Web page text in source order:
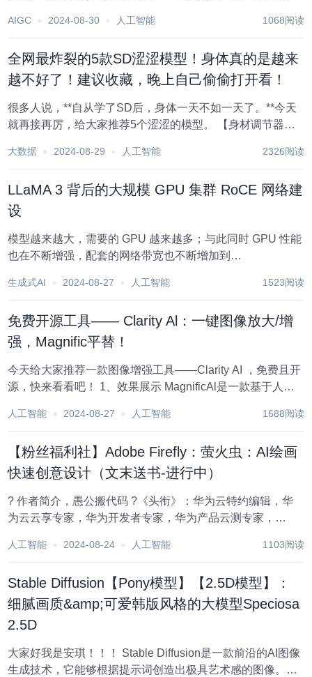
——Llama 3。自Llama 1起，这个系列便以其卓越性能在...
AIGC 2024-08-30 人工智能 1068阅读
全网最炸裂的5款SD涩涩模型！身体真的是越来
越不好了！建议收藏，晚上自己偷偷打开看！
很多人说，**自从学了SD后，身体一天不如一天了。**今天
就再接再厉，给大家推荐5个涩涩的模型。 【身材调节器】
出图效果的大小由lora的权重来设定，权重越小越贫穷，权
大数据 2024-08-29 人工智能 2326阅读
LLaMA 3 背后的大规模 GPU 集群 RoCE 网络建
设
模型越来越大，需要的 GPU 越来越多；与此同时 GPU 性能
也在不断增强，配套的网络带宽也不断增加到
模型还在迁移到 GPU 的早期阶段，但使用 GPU 的规模也在
生成式AI 2024-08-27 人工智能 1523阅读
免费开源工具—— Clarity Al：一键图像放大/增
强，Magnific平替！
今天给大家推荐一款图像增强工具——Clarity AI ，免费且开
源，快来看看吧！ 1、效果展示 MagnificAl是一款基于人工
重绘、灵活的设置调整以及多种优化场景。它能够支持最高
人工智能 2024-08-27 人工智能 1688阅读
【粉丝福利社】Adobe Firefly：萤火虫：AI绘画
快速创意设计（文末送书-进行中）
? 作者简介，愚公搬代码 ?《头衔》：华为云特约编辑，华
为云云享专家，华为开发者专家，华为产品云测专家，
里云签约作者，腾讯云优秀博主，腾讯云内容共创官，掘金
人工智能 2024-08-24 人工智能 1103阅读
Stable Diffusion【Pony模型】【2.5D模型】：
细腻画质&amp;可爱韩版风格的大模型Speciosa
2.5D
大家好我是安琪！！！ Stable Diffusion是一款前沿的AI图像
生成技术，它能够根据提示词创造出极具艺术感的图像。本